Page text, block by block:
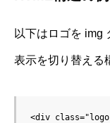
以下はロゴを img
表示を切り替える
<div